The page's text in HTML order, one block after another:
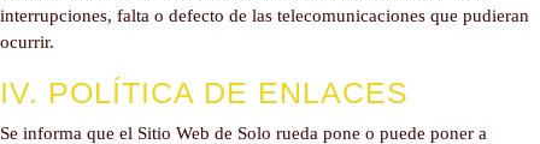
interrupciones, falta o defecto de las telecomunicaciones que pudieran
ocurrir.
IV. POLÍTICA DE ENLACES
Se informa que el Sitio Web de Solo rueda pone o puede poner a